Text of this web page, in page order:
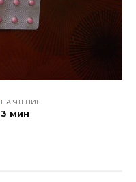
НА ЧТЕНИЕ
3 мин